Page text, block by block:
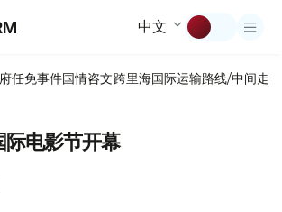
中文
任免事件国情咨文跨里海国际运输路线/中间走廊
电影节开幕